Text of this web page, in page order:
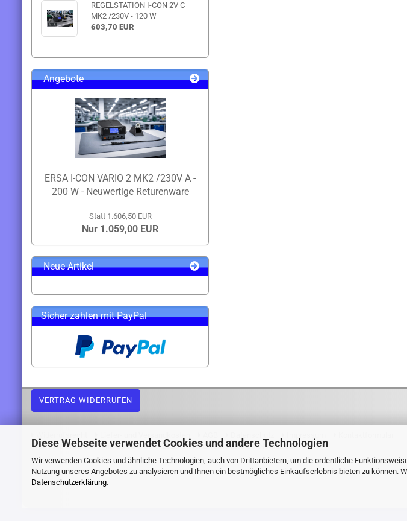
Diese Webseite verwendet Cookies und andere Technologien
Wir verwenden Cookies und ähnliche Technologien, auch von Drittanbietern, um die ordentliche
Nutzung unseres Angebotes zu analysieren und Ihnen ein bestmögliches Einkaufserlebnis bieten zu können.
Datenschutzerklärung.
REGELSTATION I-CON 2V C
MK2 /230V - 120 W
603,70 EUR
Angebote
ERSA I-CON VARIO 2 MK2 /230V A -
200 W - Neuwertige Returenware
Statt 1.606,50 EUR
Nur 1.059,00 EUR
Neue Artikel
Sicher zahlen mit PayPal
VERTRAG WIDERRUFEN
Webshop erstellen
mit Gambio.de © 2026 Gambio Templates beiNetdexx.de